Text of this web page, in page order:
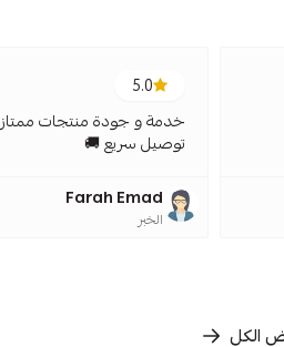
5.0
خدمة و جودة منتجات
توصيل سريع 🚚
Farah Emad
الخبر
الكل